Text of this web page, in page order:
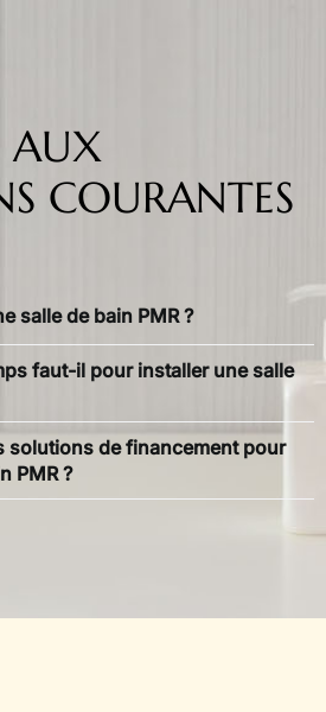
AUX
COURANTES
salle de bain PMR ?
faut-il pour installer une salle
solutions de financement pour
PMR ?